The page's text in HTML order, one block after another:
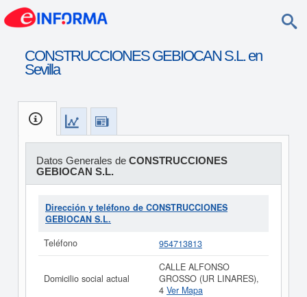
CONSTRUCCIONES GEBIOCAN S.L. en
Sevilla
Datos Generales de CONSTRUCCIONES
GEBIOCAN S.L.
Dirección y teléfono de CONSTRUCCIONES
GEBIOCAN S.L.
Teléfono
954713813
Domicilio social actual
CALLE ALFONSO
GROSSO (UR LINARES),
4 Ver Mapa